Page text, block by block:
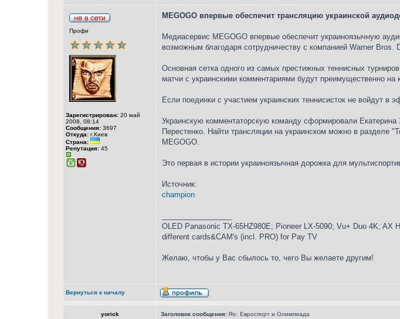
Профи
Зарегистрирован: 20 май
2008, 08:14
Сообщения: 3697
Откуда: г.Киев
Страна:
Репутация: 45
MEGOGO впервые обеспечит трансляцию украинской
Медиасервис MEGOGO впервые обеспечит украиноязычную
возможным благодаря сотрудничеству с компанией Warner Bros.
Основная сетка одного из самых престижных теннисных
матчи с украинскими комментариями будут преимущественно
Если поединки с участием украинских теннисисток не войдут
Украинскую комментаторскую команду сформировали
Перестенко. Найти трансляции на украинском можно в разделе
MEGOGO.
Это первая в истории украиноязычная дорожка для
Источник:
champion
OLED Panasonic TX-65HZ980E; Pioneer LX-5090; Vu+ Duo 4K; AX
different cards&CAM's (incl. PRO) for Pay TV
Желаю, чтобы у Вас сбылось то, чего Вы желаете другим!
Вернуться к началу
yorick Заголовок сообщения: Re: Евроспорт и Олимпиада